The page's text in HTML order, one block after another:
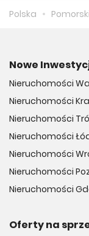
Polska
Nowe
Oferty na